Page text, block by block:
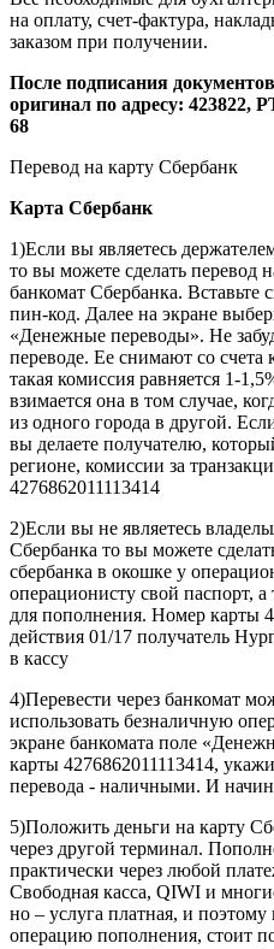
на оплату, счет-фактура,
заказом при получении.
После подписания
оригинал по адресу: 423822,
68
Перевод на карту Сбербанк
Карта Сбербанк
1)Если вы являетесь
то вы можете сделать перевод
банкомат Сбербанка. Вставьте
пин-код. Далее на экране
«Денежные переводы». Не
переводе. Ее снимают со счета
такая комиссия равняется 1-
взимается она в том случае,
из одного города в другой.
вы делаете получателю,
регионе, комиссии за
4276862011113414
2)Если вы не являетесь
Сбербанка то вы можете
сбербанка в окошке у
операционисту свой паспорт,
для пополнения. Номер карты
действия 01/17 получатель
в кассу
4)Перевести через банкомат
использовать безналичную
экране банкомата поле
карты 4276862011113414,
перевода - наличными. И
5)Положить деньги на карту
через другой терминал.
практически через любой
Свободная касса, QIWI и
но – услуга платная, и
операцию пополнения, стоит